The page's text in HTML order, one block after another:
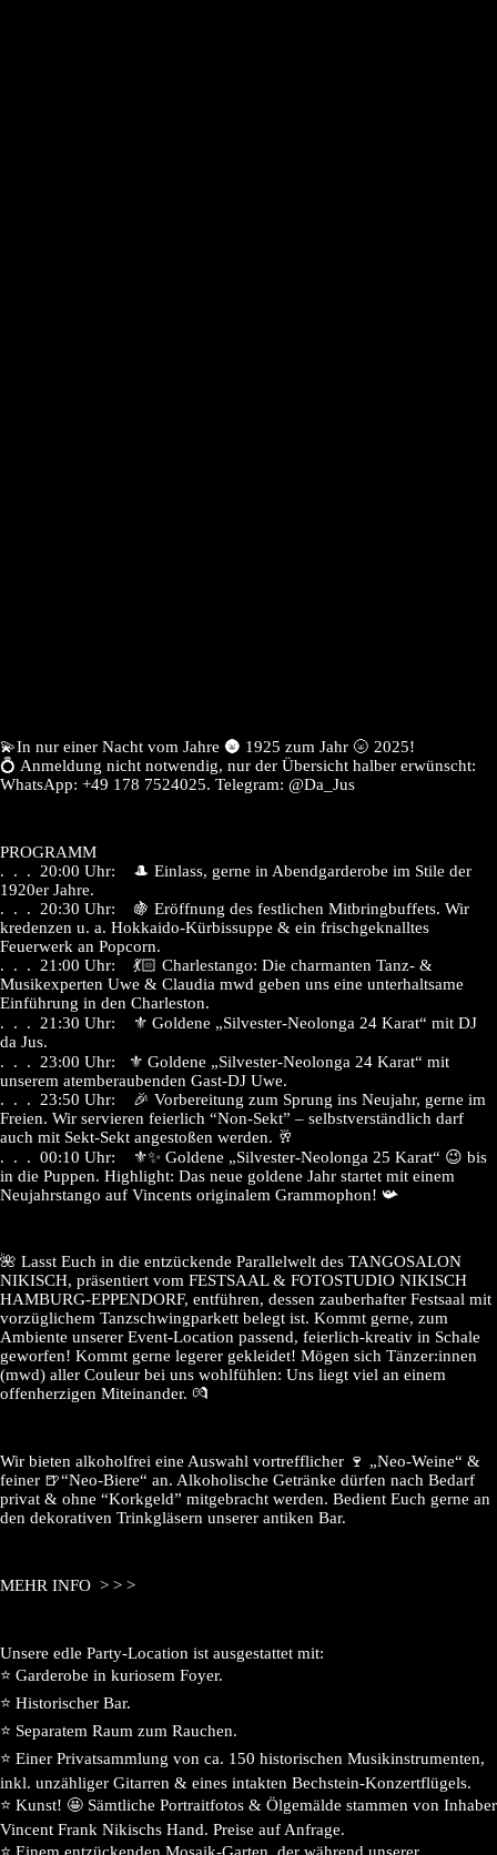
💫In nur einer Nacht vom Jahre 🌚 1925 zum Jahr 🌝 2025!
💍 Anmeldung nicht notwendig, nur der Übersicht halber erwünscht:
WhatsApp: +49 178 7524025. Telegram: @Da_Jus
PROGRAMM
. . . 20:00 Uhr: 🎩 Einlass, gerne in Abendgarderobe im Stile der
1920er Jahre.
. . . 20:30 Uhr: 🍇 Eröffnung des festlichen Mitbringbuffets. Wir
kredenzen u. a. Hokkaido-Kürbissuppe & ein frischgeknalltes
Feuerwerk an Popcorn.
. . . 21:00 Uhr: 💃🏻 Charlestango: Die charmanten Tanz- &
Musikexperten Uwe & Claudia mwd geben uns eine unterhaltsame
Einführung in den Charleston.
. . . 21:30 Uhr: ⚜️ Goldene „Silvester-Neolonga 24 Karat“ mit DJ
da Jus.
. . . 23:00 Uhr: ⚜️ Goldene „Silvester-Neolonga 24 Karat“ mit
unserem atemberaubenden Gast-DJ Uwe.
. . . 23:50 Uhr: 🎉 Vorbereitung zum Sprung ins Neujahr, gerne im
Freien. Wir servieren feierlich “Non-Sekt” – selbstverständlich darf
auch mit Sekt-Sekt angestoßen werden. 🥂
. . . 00:10 Uhr: ⚜️✨ Goldene „Silvester-Neolonga 25 Karat“ 😉 bis
in die Puppen. Highlight: Das neue goldene Jahr startet mit einem
Neujahrstango auf Vincents originalem Grammophon! 📯
🌺 Lasst Euch in die entzückende Parallelwelt des TANGOSALON
NIKISCH, präsentiert vom FESTSAAL & FOTOSTUDIO NIKISCH
HAMBURG-EPPENDORF, entführen, dessen zauberhafter Festsaal mit
vorzüglichem Tanzschwingparkett belegt ist. Kommt gerne, zum
Ambiente unserer Event-Location passend, feierlich-kreativ in Schale
geworfen! Kommt gerne legerer gekleidet! Mögen sich Tänzer:innen
(mwd) aller Couleur bei uns wohlfühlen: Uns liegt viel an einem
offenherzigen Miteinander. 💏
Wir bieten alkoholfrei eine Auswahl vortrefflicher 🍷 „Neo-Weine“ &
feiner 🍺“Neo-Biere“ an. Alkoholische Getränke dürfen nach Bedarf
privat & ohne “Korkgeld” mitgebracht werden. Bedient Euch gerne an
den dekorativen Trinkgläsern unserer antiken Bar.
MEHR INFO > > >
Unsere edle Party-Location ist ausgestattet mit:
⭐️ Garderobe in kuriosem Foyer.
⭐️ Historischer Bar.
⭐️ Separatem Raum zum Rauchen.
⭐️ Einer Privatsammlung von ca. 150 historischen Musikinstrumenten,
inkl. unzähliger Gitarren & eines intakten Bechstein-Konzertflügels.
⭐️ Kunst! 🤩 Sämtliche Portraitfotos & Ölgemälde stammen von Inhaber
Vincent Frank Nikischs Hand. Preise auf Anfrage.
⭐️ Einem entzückenden Mosaik-Garten, der während unserer